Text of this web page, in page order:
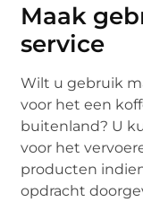
Maak
service
Wilt u gebruik
voor het een
buitenland? U
voor het
producten
opdracht